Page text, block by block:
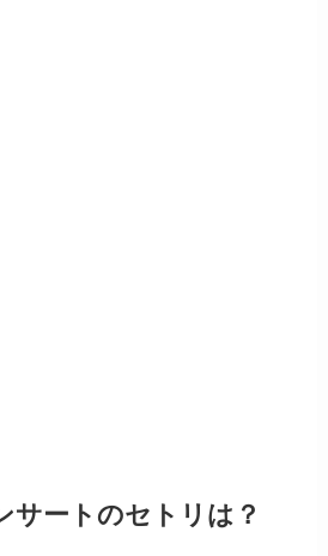
サートのセトリは？